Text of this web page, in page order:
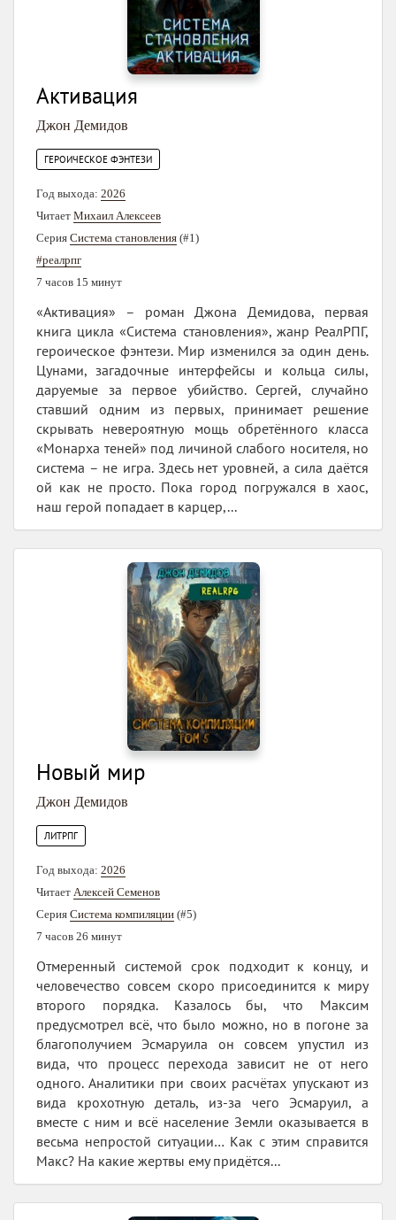
Активация
Джон Демидов
ГЕРОИЧЕСКОЕ ФЭНТЕЗИ
Год выхода: 2026
Читает Михаил Алексеев
Серия Система становления (#1)
#реалрпг
7 часов 15 минут
«Активация» – роман Джона Демидова, первая
книга цикла «Система становления», жанр РеалРПГ,
героическое фэнтези. Мир изменился за один день.
Цунами, загадочные интерфейсы и кольца силы,
даруемые за первое убийство. Сергей, случайно
ставший одним из первых, принимает решение
скрывать невероятную мощь обретённого класса
«Монарха теней» под личиной слабого носителя, но
система – не игра. Здесь нет уровней, а сила даётся
ой как не просто. Пока город погружался в хаос,
наш герой попадает в карцер,...
Новый мир
Джон Демидов
ЛИТРПГ
Год выхода: 2026
Читает Алексей Семенов
Серия Система компиляции (#5)
7 часов 26 минут
Отмеренный системой срок подходит к концу, и
человечество совсем скоро присоединится к миру
второго порядка. Казалось бы, что Максим
предусмотрел всё, что было можно, но в погоне за
благополучием Эсмаруила он совсем упустил из
вида, что процесс перехода зависит не от него
одного. Аналитики при своих расчётах упускают из
вида крохотную деталь, из-за чего Эсмаруил, а
вместе с ним и всё население Земли оказывается в
весьма непростой ситуации… Как с этим справится
Макс? На какие жертвы ему придётся...